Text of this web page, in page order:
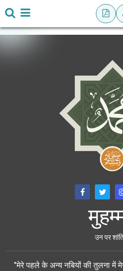
उन पर
"मेरे पहले के अन्य नबियों की तुलना में